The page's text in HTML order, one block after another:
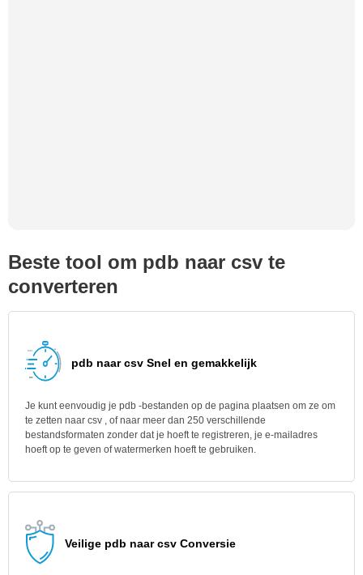
Beste tool om pdb naar csv te
converteren
pdb naar csv Snel en gemakkelijk
Je kunt eenvoudig je pdb -bestanden op de pagina plaatsen om ze om
te zetten naar csv , of naar meer dan 250 verschillende
bestandsformaten zonder dat je hoeft te registreren, je e-mailadres
hoeft op te geven of watermerken hoeft te gebruiken.
Veilige pdb naar csv Conversie